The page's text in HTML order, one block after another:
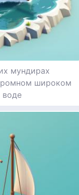
мундирах
широком
воде